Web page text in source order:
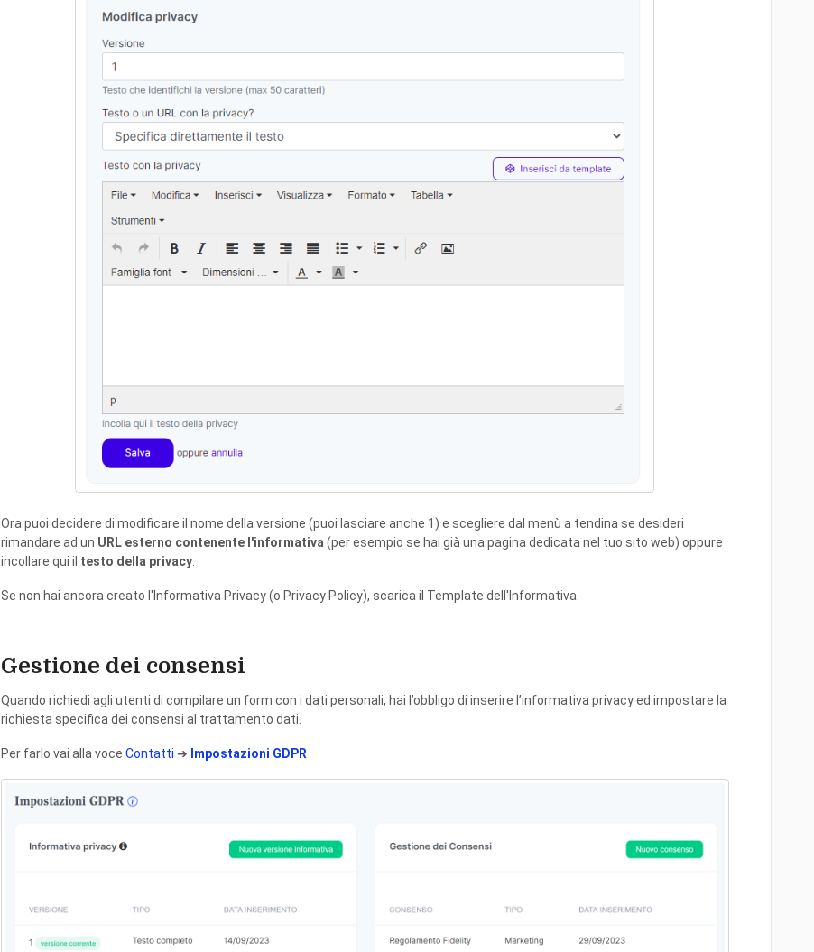
Ora puoi decidere di modificare il nome della versione (puoi lasciare anche 1) e scegliere dal menù a tendina se desideri
rimandare ad un URL esterno contenente l'informativa(per esempio se hai già una pagina dedicata nel tuo sito web) oppure
incollare qui il testo della privacy.
Se non hai ancora creato l'Informativa Privacy (o Privacy Policy), scarica il Template dell'Informativa.
Gestione dei consensi
Quando richiedi agli utenti di compilare un form con i dati personali, hai l’obbligo di inserire l’informativa privacy ed impostare la
richiesta specifica dei consensi al trattamento dati.
Per farlo vai alla voce Contatti ➔ Impostazioni GDPR